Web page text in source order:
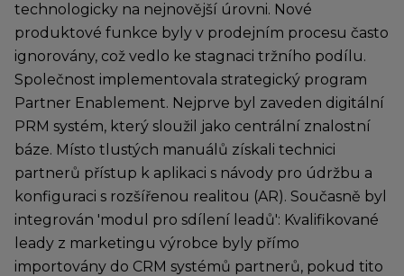
technologicky na nejnovější úrovni. Nové
produktové funkce byly v prodejním procesu často
ignorovány, což vedlo ke stagnaci tržního podílu.
Společnost implementovala strategický program
Partner Enablement. Nejprve byl zaveden digitální
PRM systém, který sloužil jako centrální znalostní
báze. Místo tlustých manuálů získali technici
partnerů přístup k aplikaci s návody pro údržbu a
konfiguraci s rozšířenou realitou (AR). Současně byl
integrován 'modul pro sdílení leadů': Kvalifikované
leady z marketingu výrobce byly přímo
importovány do CRM systémů partnerů, pokud tito